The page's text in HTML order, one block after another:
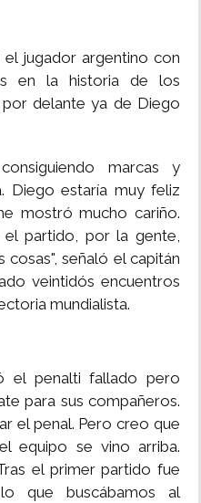
jugador argentino con
en la historia de los
delante ya de Diego
marcas y
Diego estaría muy feliz
mostró mucho cariño.
partido, por la gente,
señaló el capitán
veintidós encuentros
mundialista.
el penalti fallado pero
para sus compañeros.
el penal. Pero creo que
equipo se vino arriba.
el primer partido fue
que buscábamos al